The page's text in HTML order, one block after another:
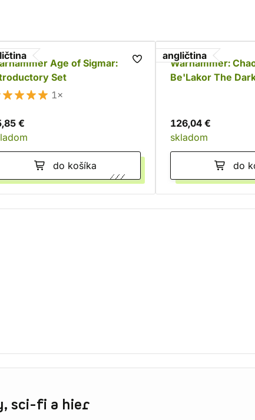
Age of Sigmar:
Set
1×
€
do košíka
angličtina
Warhammer:
Be'Lakor The
126,04 €
skladom
do
sci-fi a hier